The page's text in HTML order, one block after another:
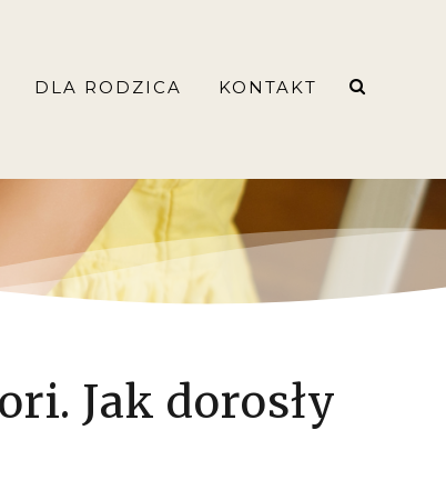
DLA RODZICA KONTAKT
Jak dorosły